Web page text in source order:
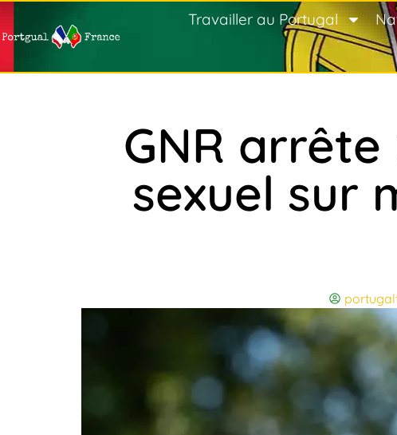
Travailler au Portugal
GNR
sexuel sur